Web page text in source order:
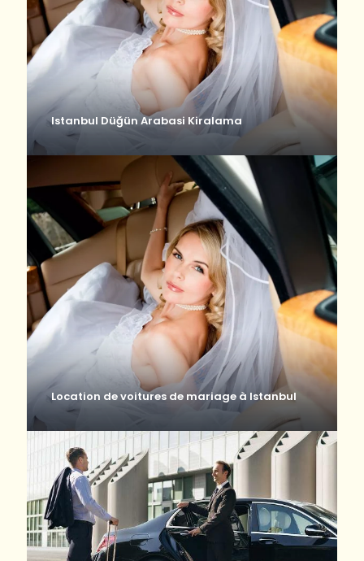
Istanbul Düğün Arabasi Kiralama
Location de voitures de mariage à Istanbul